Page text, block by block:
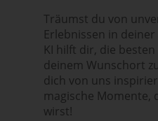
Träumst du von
Erlebnissen in
KI hilft dir, die
deinem Wunschort
dich von uns
magische Momente,
wirst!